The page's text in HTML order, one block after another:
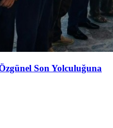
Son Yolculuğuna